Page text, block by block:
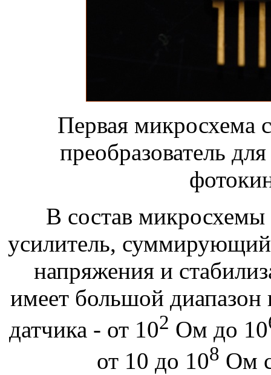
Первая
преобразователь
В состав
усилитель,
напряжения и
имеет большой диапазон
датчика - от 102 Ом до 10
от 10 до 108 Ом